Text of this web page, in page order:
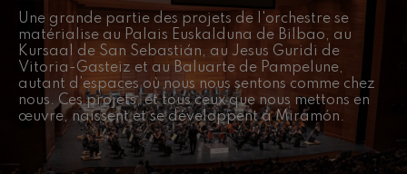
Une grande partie des projets de l'orchestre se
matérialise au Palais Euskalduna de Bilbao, au
Kursaal de San Sebastián, au Jesus Guridi de
Vitoria-Gasteiz et au Baluarte de Pampelune,
autant d’espaces où nous nous sentons comme chez
nous. Ces projets, et tous ceux que nous mettons en
œuvre, naissent et se développent à Miramón.
O. Respighi: Pini di Roma
O. Respighi
O. Respighi: Fontane di Roma
O. Respighi
R. Schumann: Concerto pour
violoncelle
R. Schumann
C. Franck: Variations
symphoniques
C. Franck